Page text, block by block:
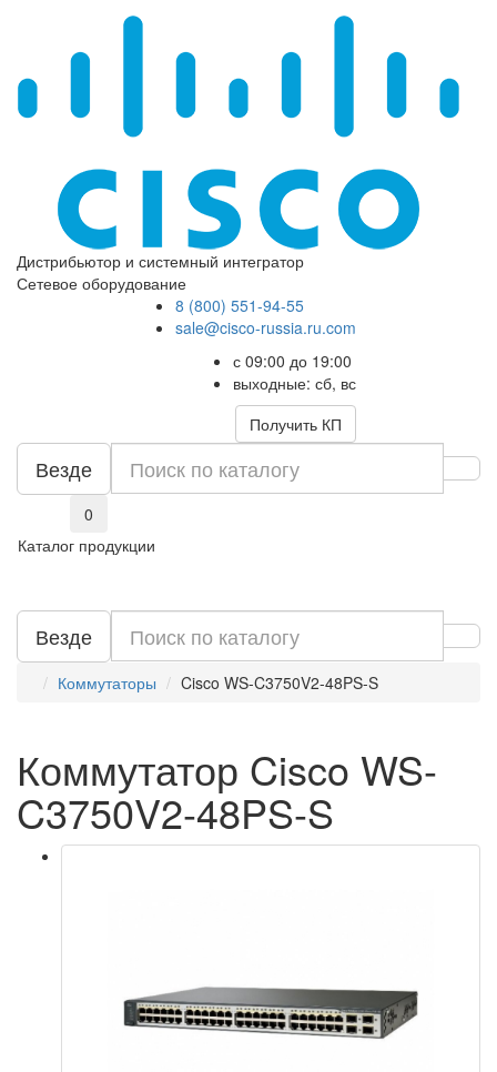
Дистрибьютор и системный интегратор
Сетевое оборудование
8 (800) 551-94-55
sale@cisco-russia.ru.com
с 09:00 до 19:00
выходные: сб, вс
Получить КП
Везде
0
Каталог продукции
Везде
Коммутаторы Cisco WS-C3750V2-48PS-S
Коммутатор Cisco WS-
C3750V2-48PS-S